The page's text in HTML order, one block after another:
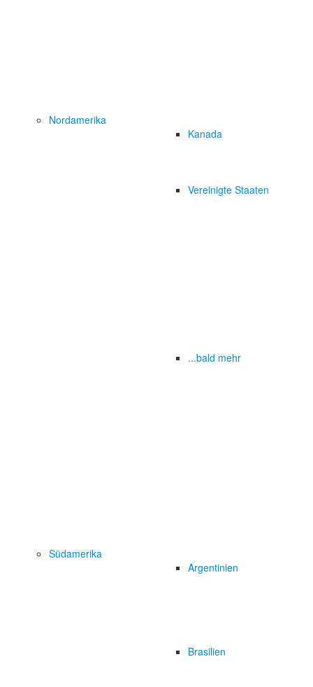
Nordamerika
Kanada
Vereinigte Staaten
...bald mehr
Südamerika
Argentinien
Brasilien